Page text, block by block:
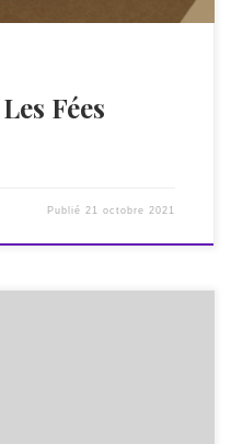
Fées
Publié 21 octobre 2021